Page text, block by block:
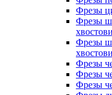
Фрезы
Фрезы
Фрезы
Фрезы
Фрезы
Фрезы